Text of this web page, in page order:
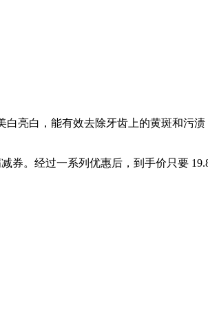
亮白，能有效去除牙齿上的黄斑和污
券。经过一系列优惠后，到手价只要